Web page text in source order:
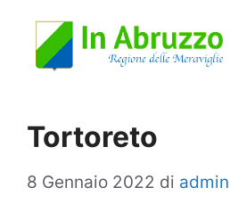
Tortoreto
8 Gennaio 2022 di admin